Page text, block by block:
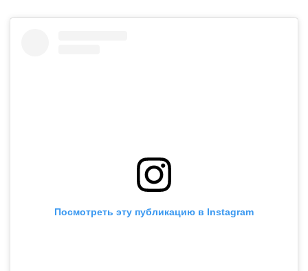
Посмотреть эту публикацию в Instagram